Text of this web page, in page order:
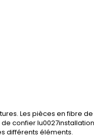
Les pièces en fibre
confier
différents éléments.